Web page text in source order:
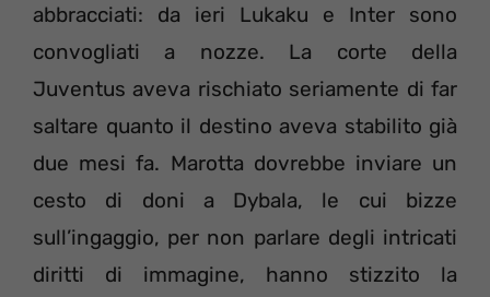
abbracciati: da ieri Lukaku e Inter sono
convogliati a nozze. La corte della
Juventus aveva rischiato seriamente di far
saltare quanto il destino aveva stabilito già
due mesi fa. Marotta dovrebbe inviare un
cesto di doni a Dybala, le cui bizze
sull’ingaggio, per non parlare degli intricati
diritti di immagine, hanno stizzito la